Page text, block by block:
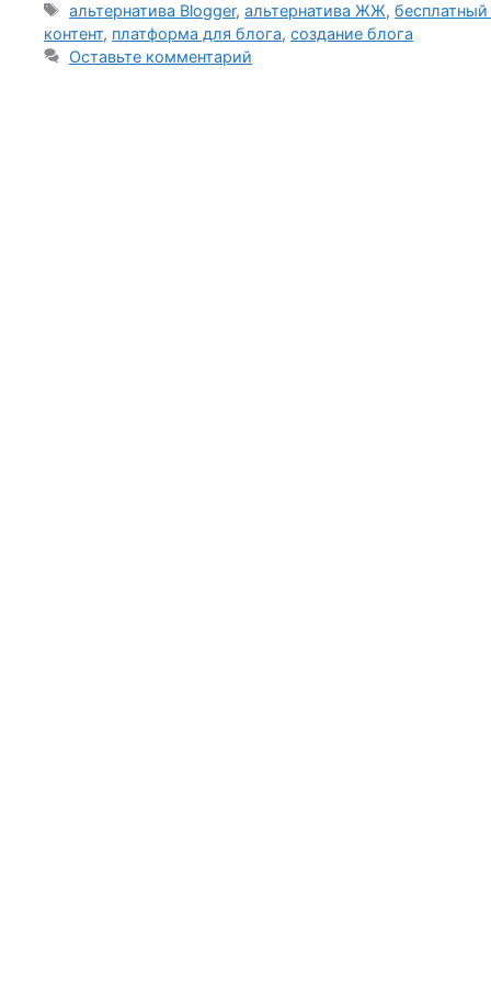
Метки
альтернатива Blogger,альтернатива ЖЖ,бесплатный
контент, платформа для блога, создание блога
Оставьте комментарий